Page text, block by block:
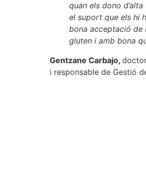
quan els dono
el suport que els hi
bona acceptació de
gluten i amb bona
Gentzane Carbajo,
i responsable de Gestió